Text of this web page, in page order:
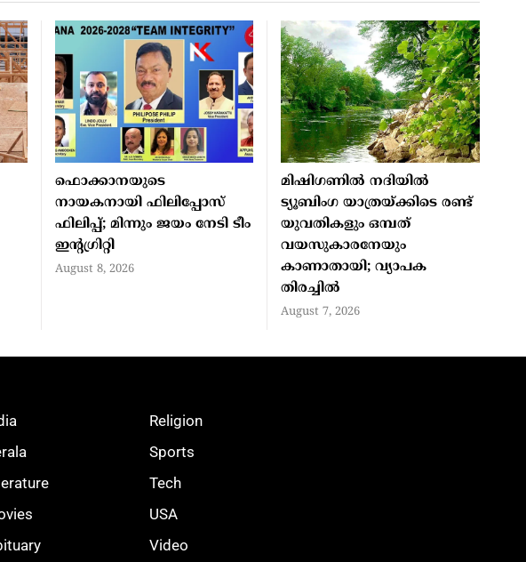
ഫൊക്കാനയുടെ
നായകനായി ഫിലിപ്പോസ്
ഫിലിപ്പ്; മിന്നും ജയം നേടി ടീം
ഇന്റഗ്രിറ്റി
August 8, 2026
മിഷിഗണില്‍ നദിയില്‍
ട്യൂബിംഗ യാത്രയ്ക്കിടെ രണ്ട്
യുവതികളും ഒമ്പത്
വയസുകാരനേയും
കാണാതായി; വ്യാപക
തിരച്ചില്‍
August 7, 2026
Religion
Sports
Tech
USA
Video